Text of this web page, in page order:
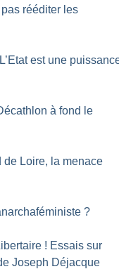
rééditer les
L’Etat est une
à fond le
de Loire, la menace
?
! Essais sur
Joseph Déjacque